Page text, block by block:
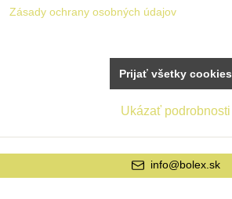
info@bolex.sk
Zásady ochrany osobných údajov
Ukázať podrobnosti
Prijať všetky cookies